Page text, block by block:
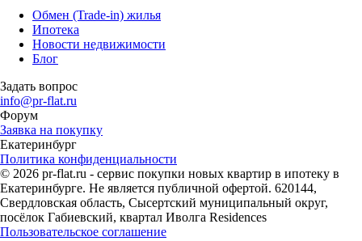
Обмен (Trade-in) жилья
Ипотека
Новости недвижимости
Блог
Задать вопрос
info@pr-flat.ru
Форум
Заявка на покупку
Екатеринбург
Политика конфиденциальности
© 2026 pr-flat.ru - сервис покупки новых квартир в ипотеку в
Екатеринбурге. Не является публичной офертой. 620144,
Свердловская область, Сысертский муниципальный округ,
посёлок Габиевский, квартал Иволга Residences
Пользовательское соглашение